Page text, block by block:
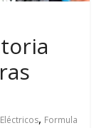
, Formula